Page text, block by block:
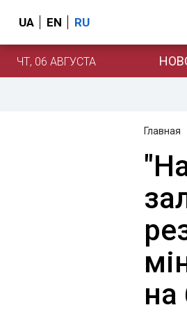
UA EN RU
ЧТ, 06 АВГУСТА
Главная
на